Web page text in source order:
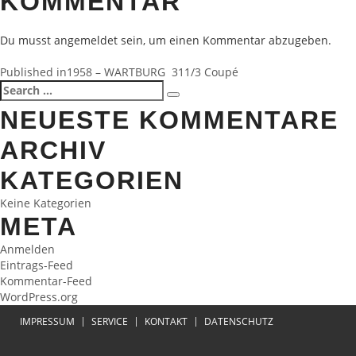
Du musst angemeldet sein, um einen Kommentar abzugeben.
BEITRAGSNAVIGATION
Published in1958 – WARTBURG 311/3 Coupé
Search
for:
Search
NEUESTE KOMMENTARE
ARCHIV
KATEGORIEN
Keine Kategorien
META
Anmelden
Eintrags-Feed
Kommentar-Feed
WordPress.org
IMPRESSUM SERVICE KONTAKT DATENSCHUTZ